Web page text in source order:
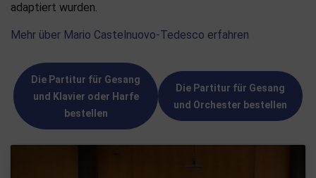
adaptiert wurden.
Mehr über Mario Castelnuovo-Tedesco erfahren
Die Partitur für Gesang
und Klavier oder Harfe
bestellen
Die Partitur für Gesang
und Orchester bestellen